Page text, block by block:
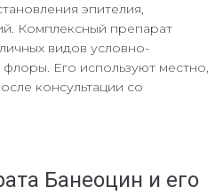
эпителия,
Комплексный препарат
видов условно-
Его используют местно,
консультации со
Банеоцин и его